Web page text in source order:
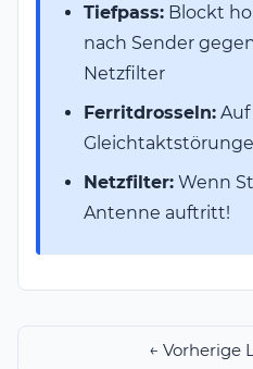
Tiefpass: Blockt
nach Sender
Netzfilter
Ferritdrosseln:
Netzfilter: Wenn
Antenne auftritt!
← Vorherige